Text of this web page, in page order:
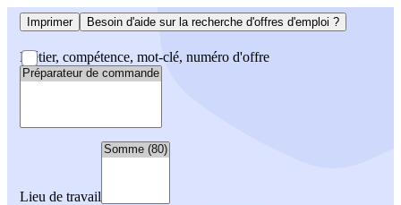
Imprimer Besoin d'aide sur la recherche d'offres d'emploi ?
Métier, compétence, mot-clé, numéro d'offre
Lieu de travail